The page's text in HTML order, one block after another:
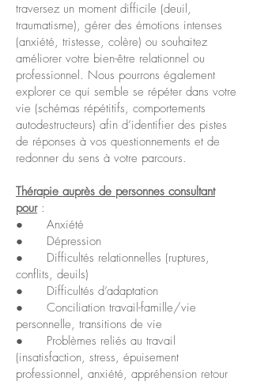
traversez un moment difficile (deuil,
traumatisme), gérer des émotions intenses
(anxiété, tristesse, colère) ou souhaitez
améliorer votre bien-être relationnel ou
professionnel. Nous pourrons également
explorer ce qui semble se répéter dans votre
vie (schémas répétitifs, comportements
autodestructeurs) afin d’identifier des pistes
de réponses à vos questionnements et de
redonner du sens à votre parcours.
Thérapie auprès de personnes consultant
pour:
● Anxiété
● Dépression
● Difficultés relationnelles (ruptures,
conflits, deuils)
● Difficultés d’adaptation
● Conciliation travail-famille/vie
personnelle, transitions de vie
● Problèmes reliés au travail
(insatisfaction, stress, épuisement
professionnel, anxiété, appréhension retour